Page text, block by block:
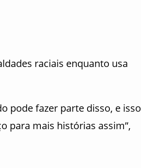
raciais enquanto usa
pode fazer parte disso, e isso
para mais histórias assim”,